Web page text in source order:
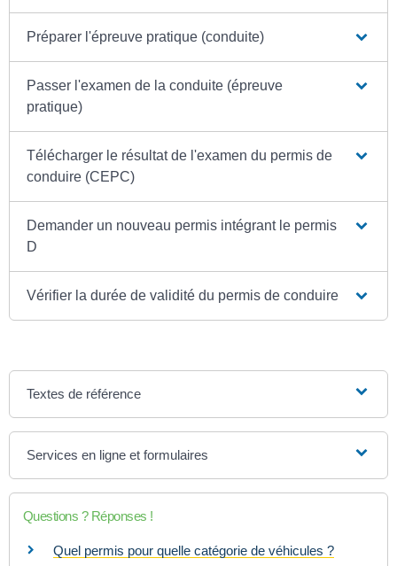
Préparer l'épreuve pratique (conduite)
Passer l'examen de la conduite (épreuve
pratique)
Télécharger le résultat de l'examen du permis de
conduire (CEPC)
Demander un nouveau permis intégrant le permis
D
Vérifier la durée de validité du permis de conduire
Textes de référence
Services en ligne et formulaires
Questions ? Réponses !
Quel permis pour quelle catégorie de véhicules ?